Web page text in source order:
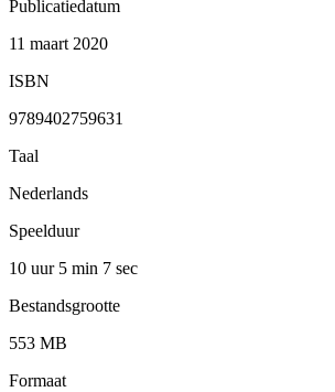
Publicatiedatum
11 maart 2020
ISBN
9789402759631
Taal
Nederlands
Speelduur
10 uur 5 min 7 sec
Bestandsgrootte
553 MB
Formaat